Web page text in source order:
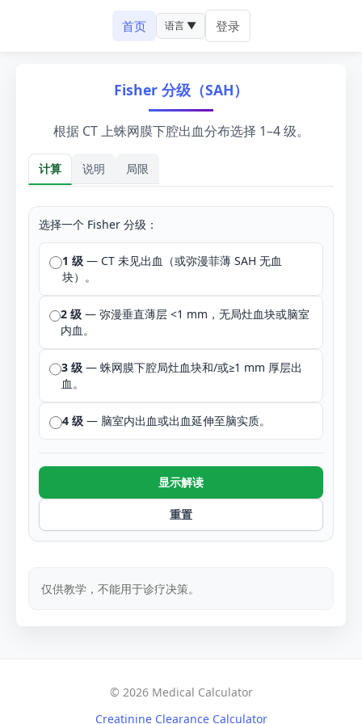
首页 语言 ▼ 登录
Fisher 分级（SAH）
根据 CT 上蛛网膜下腔出血分布选择 1–4 级。
计算 说明 局限
计算
选择一个 Fisher 分级：
1 级— CT 未见出血（或弥漫菲薄 SAH 无血
块）。
2 级 — 弥漫垂直薄层 <1 mm，无局灶血块或脑室
内血。
3 级 — 蛛网膜下腔局灶血块和/或≥1 mm 厚层出
血。
4 级 — 脑室内出血或出血延伸至脑实质。
显示解读
重置
仅供教学，不能用于诊疗决策。
© 2026 Medical Calculator
Creatinine Clearance Calculator